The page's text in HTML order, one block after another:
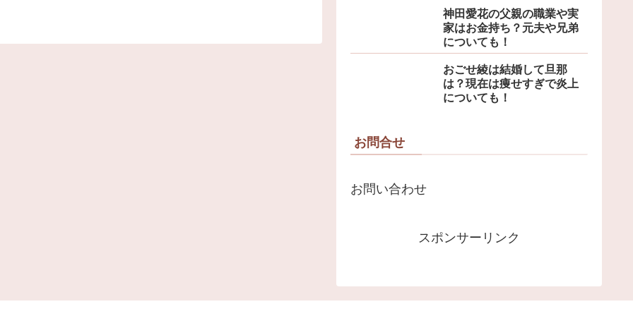
神田愛花の父親の職業や実
家はお金持ち？元夫や兄弟
についても！
おごせ綾は結婚して旦那
は？現在は痩せすぎで炎上
についても！
お問合せ
お問い合わせ
スポンサーリンク